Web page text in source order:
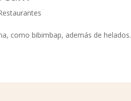
como bibimbap, además de helados.